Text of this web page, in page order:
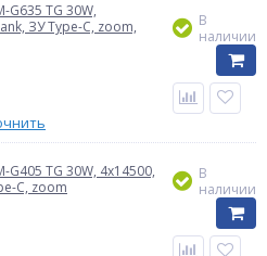
G635 TG 30W,
ЗУ Type-C, zoom,
В
наличии
G405 TG 30W, 4x14500,
C, zoom
В
наличии